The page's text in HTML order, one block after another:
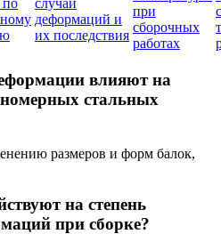
деформаций и
их последствия
при
сборочных
работах
влияют на
стальных
размеров и форм балок,
на степень
при сборке?